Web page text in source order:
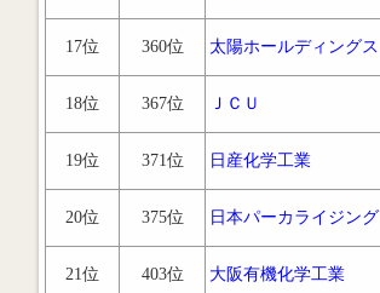
17位 360位 太陽ホールディングス
18位 367位 ＪＣＵ
19位 371位 日産化学工業
20位 375位 日本パーカライジング
21位 403位 大阪有機化学工業